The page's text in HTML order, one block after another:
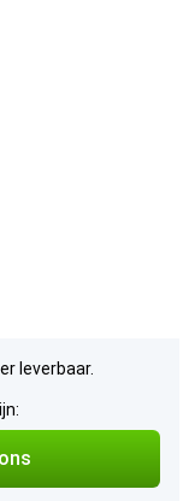
leverbaar.